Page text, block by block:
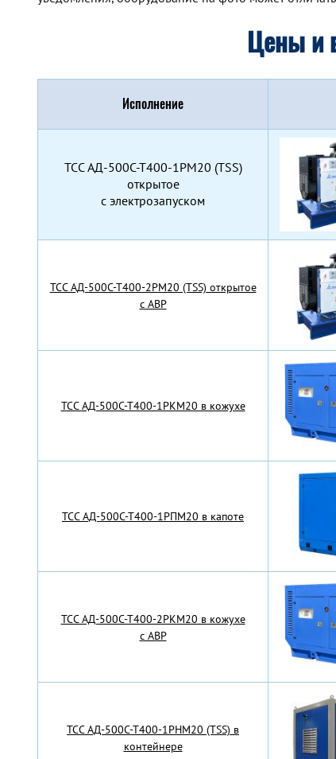
Цены и
Исполнение
TCC АД-500С-Т400-1РМ20 (TSS)
открытое
с электрозапуском
TCC АД-500С-Т400-2РМ20 (TSS) открытое
с АВР
TCC АД-500С-Т400-1РКМ20 в кожухе
TCC АД-500С-Т400-1РПМ20 в капоте
TCC АД-500С-Т400-2РКМ20 в кожухе
с АВР
TCC АД-500С-Т400-1РНМ20 (TSS) в
контейнере